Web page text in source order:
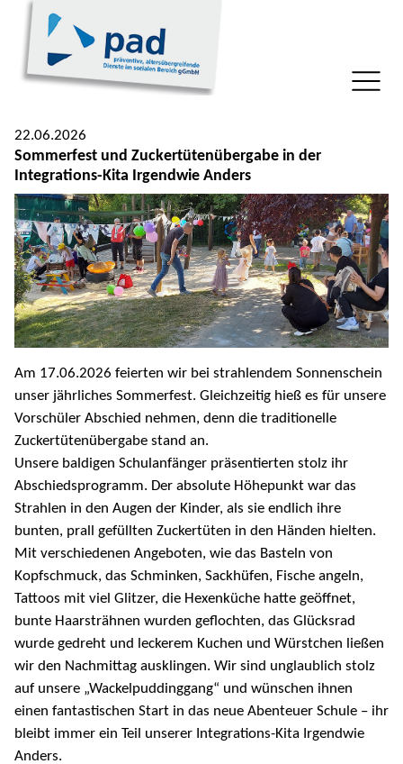
22.06.2026
Sommerfest und Zuckertütenübergabe in der
Integrations-Kita Irgendwie Anders
Am 17.06.2026 feierten wir bei strahlendem Sonnenschein
unser jährliches Sommerfest. Gleichzeitig hieß es für unsere
Vorschüler Abschied nehmen, denn die traditionelle
Zuckertütenübergabe stand an.
Unsere baldigen Schulanfänger präsentierten stolz ihr
Abschiedsprogramm. Der absolute Höhepunkt war das
Strahlen in den Augen der Kinder, als sie endlich ihre
bunten, prall gefüllten Zuckertüten in den Händen hielten.
Mit verschiedenen Angeboten, wie das Basteln von
Kopfschmuck, das Schminken, Sackhüfen, Fische angeln,
Tattoos mit viel Glitzer, die Hexenküche hatte geöffnet,
bunte Haarsträhnen wurden geflochten, das Glücksrad
wurde gedreht und leckerem Kuchen und Würstchen ließen
wir den Nachmittag ausklingen. Wir sind unglaublich stolz
auf unsere „Wackelpuddinggang“ und wünschen ihnen
einen fantastischen Start in das neue Abenteuer Schule – ihr
bleibt immer ein Teil unserer Integrations-Kita Irgendwie
Anders.